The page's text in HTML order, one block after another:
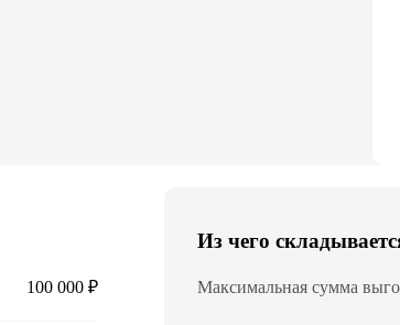
100 000 ₽
Из чего
Максимальная сумма